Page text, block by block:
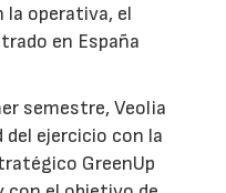
la operativa, el
en España
semestre, Veolia
ejercicio con la
GreenUp